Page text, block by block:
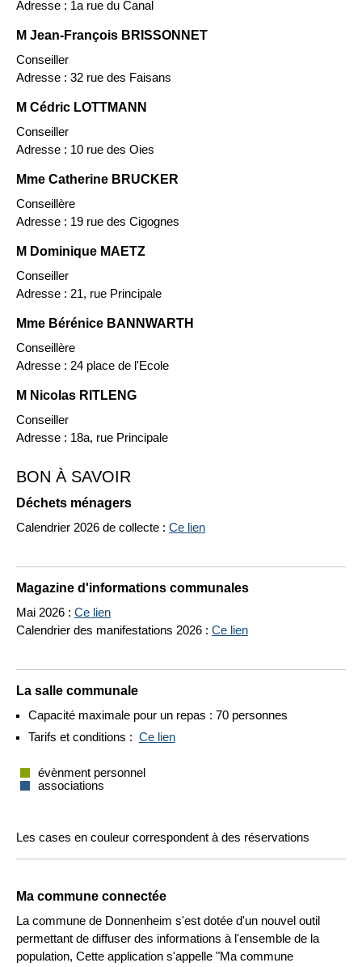
BON À SAVOIR
Déchets ménagers
Calendrier 2026 de collecte : Ce lien
Magazine d'informations communales
Mai 2026 : Ce lien
Calendrier des manifestations 2026 : Ce lien
La salle communale
Capacité maximale pour un repas : 70 personnes
Tarifs et conditions : Ce lien
évènment personnel
associations
Les cases en couleur correspondent à des réservations
Ma commune connectée
La commune de Donnenheim s'est dotée d'un nouvel outil
permettant de diffuser des informations à l'ensemble de la
population, Cette application s'appelle "Ma commune
Adresse : 1a rue du Canal
M Jean-François BRISSONNET
Conseiller
Adresse : 32 rue des Faisans
M Cédric LOTTMANN
Conseiller
Adresse : 10 rue des Oies
Mme Catherine BRUCKER
Conseillère
Adresse : 19 rue des Cigognes
M Dominique MAETZ
Conseiller
Adresse : 21, rue Principale
Mme Bérénice BANNWARTH
Conseillère
Adresse : 24 place de l'Ecole
M Nicolas RITLENG
Conseiller
Adresse : 18a, rue Principale